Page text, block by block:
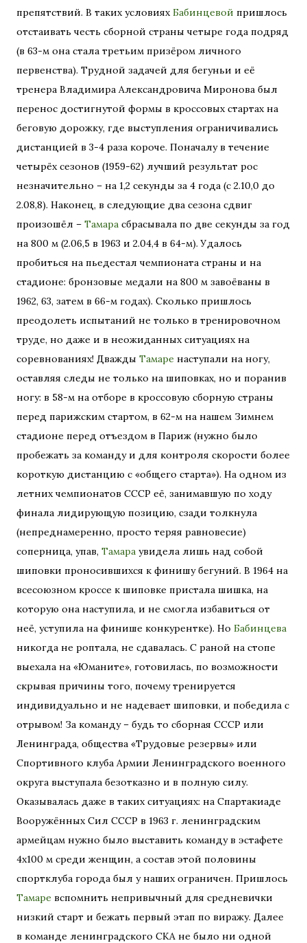
препятствий. В таких условияхБабинцевой пришлось
отстаивать честь сборной страны четыре года подряд
(в 63-м она стала третьим призёром личного
первенства). Трудной задачей для бегуньи и её
тренера Владимира Александровича Миронова был
перенос достигнутой формы в кроссовых стартах на
беговую дорожку, где выступления ограничивались
дистанцией в 3-4 раза короче. Поначалу в течение
четырёх сезонов (1959-62) лучший результат рос
незначительно – на 1,2 секунды за 4 года (с 2.10,0 до
2.08,8). Наконец, в следующие два сезона сдвиг
произошёл – Тамара сбрасывала по две секунды за год
на 800 м (2.06,5 в 1963 и 2.04,4 в 64-м). Удалось
пробиться на пьедестал чемпионата страны и на
стадионе: бронзовые медали на 800 м завоёваны в
1962, 63, затем в 66-м годах). Сколько пришлось
преодолеть испытаний не только в тренировочном
труде, но даже и в неожиданных ситуациях на
соревнованиях! Дважды Тамаре наступали на ногу,
оставляя следы не только на шиповках, но и поранив
ногу: в 58-м на отборе в кроссовую сборную страны
перед парижским стартом, в 62-м на нашем Зимнем
стадионе перед отъездом в Париж (нужно было
пробежать за команду и для контроля скорости более
короткую дистанцию с «общего старта»). На одном из
летних чемпионатов СССР её, занимавшую по ходу
финала лидирующую позицию, сзади толкнула
(непреднамеренно, просто теряя равновесие)
соперница, упав, Тамара увидела лишь над собой
шиповки проносившихся к финишу бегуний. В 1964 на
всесоюзном кроссе к шиповке пристала шишка, на
которую она наступила, и не смогла избавиться от
неё, уступила на финише конкурентке). Но Бабинцева
никогда не роптала, не сдавалась. С раной на стопе
выехала на «Юманите», готовилась, по возможности
скрывая причины того, почему тренируется
индивидуально и не надевает шиповки, и победила с
отрывом! За команду – будь то сборная СССР или
Ленинграда, общества «Трудовые резервы» или
Спортивного клуба Армии Ленинградского военного
округа выступала безотказно и в полную силу.
Оказывалась даже в таких ситуациях: на Спартакиаде
Вооружённых Сил СССР в 1963 г. ленинградским
армейцам нужно было выставить команду в эстафете
4х100 м среди женщин, а состав этой половины
спортклуба города был у наших ограничен. Пришлось
Тамаре вспомнить непривычный для средневички
низкий старт и бежать первый этап по виражу. Далее
в команде ленинградского СКА не было ни одной